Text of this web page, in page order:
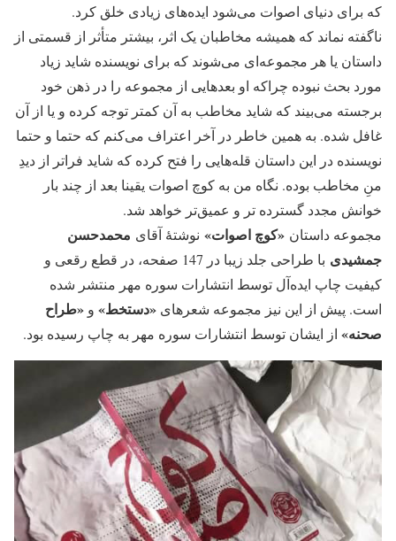
که برای دنیای اصوات می‌شود ایده‌های زیادی خلق کرد.
ناگفته نماند که همیشه مخاطبان یک اثر، بیشتر متأثر از قسمتی از
داستان یا هر مجموعه‌ای می‌شوند که برای نویسنده شاید زیاد
مورد بحث نبوده چراکه او بعدهایی از مجموعه را در ذهن خود
برجسته می‌بیند که شاید مخاطب به آن کمتر توجه کرده و یا از آن
غافل شده. به همین خاطر در آخر اعتراف می‌کنم که حتما و حتما
نویسنده در این داستان قله‌هایی را فتح کرده که شاید فراتر از دیدِ
منِ مخاطب بوده. نگاه من به کوچ اصوات یقینا بعد از چند بار
خوانش مجدد گسترده تر و عمیق‌تر خواهد شد.
مجموعه داستان «کوچ اصوات» نوشتۀ آقای محمدحسن
جمشیدی
با طراحی جلد زیبا در 147 صفحه، در قطع رقعی و
کیفیت چاپ ایده‌آل توسط انتشارات سوره مهر منتشر شده
است. پیش از این نیز مجموعه شعرهای «دستخط» و «طراح
صحنه» از ایشان توسط انتشارات سوره مهر به چاپ رسیده بود.